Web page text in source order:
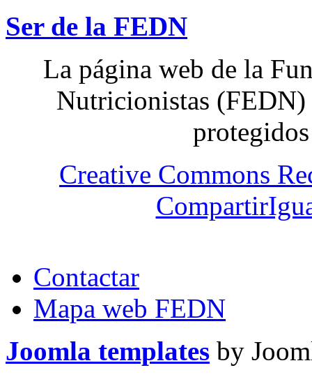
Ser de la FEDN
La página web de la
Nutricionistas (FEDN)
Creative Commons
Contactar
Mapa web FEDN
Joomla templates by